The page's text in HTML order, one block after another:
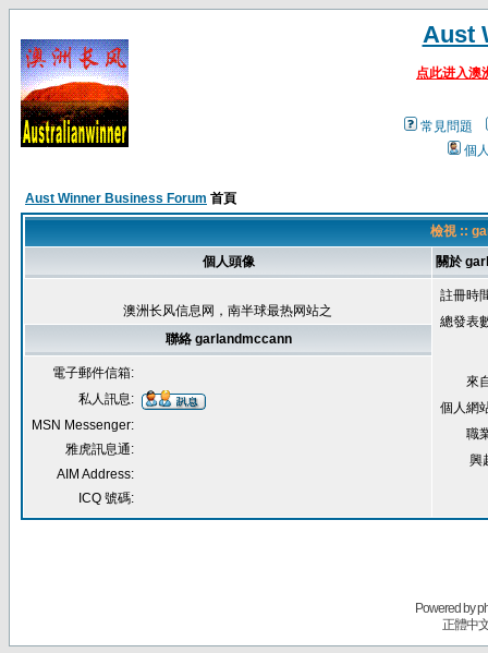
Aust
点此进入澳
常見問題
個
Aust Winner Business Forum 首頁
檢視 ::
個人頭像
關於
澳洲长风信息网，南半球最热网站之
註冊時
總發表
來
個人網
職
興
聯絡 garlandmccann
電子郵件信箱:
私人訊息:
MSN Messenger:
雅虎訊息通:
AIM Address:
ICQ 號碼:
Powered by
正體中